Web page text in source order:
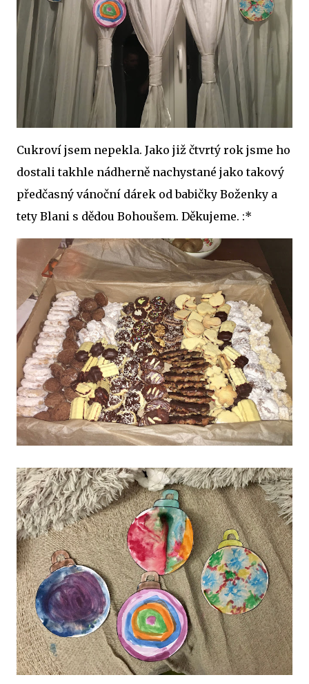
Cukroví jsem nepekla. Jako již čtvrtý rok jsme ho
dostali takhle nádherně nachystané jako takový
předčasný vánoční dárek od babičky Boženky a
tety Blani s dědou Bohoušem. Děkujeme. :*